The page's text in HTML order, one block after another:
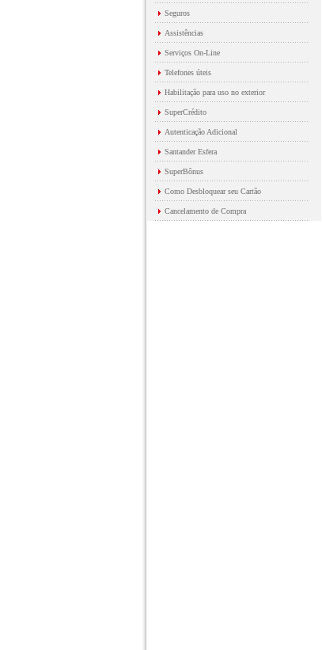
Seguros
Assistências
Serviços On-Line
Telefones úteis
Habilitação para uso no exterior
SuperCrédito
Autenticação Adicional
Santander Esfera
SuperBônus
Como Desbloquear seu Cartão
Cancelamento de Compra